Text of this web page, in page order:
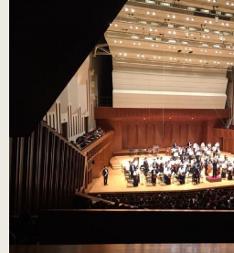
3WAY (ゴールド・本革)
数量限定商品（22.0～25.0cm）
3WAY (ブロンズ・本革)
数量限定商品（22.0～25.0cm）
3WAY (ワイン・本革)
数量限定商品（22.0～25.0cm）